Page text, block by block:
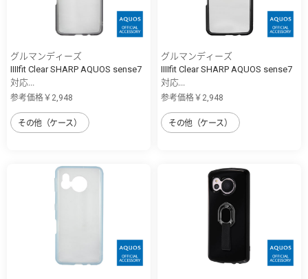
グルマンディーズ
IIIIfit Clear SHARP AQUOS sense7
対応...
参考価格￥2,948
その他（ケース）
グルマンディーズ
IIIIfit Clear SHARP AQUOS sense7
対応...
参考価格￥2,948
その他（ケース）